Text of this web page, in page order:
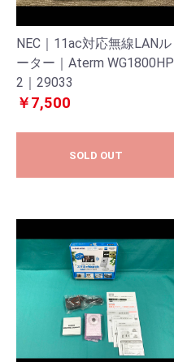
NEC｜11ac対応無線LANル
ーター｜Aterm WG1800HP
2｜29033
￥7,500
SOLD OUT